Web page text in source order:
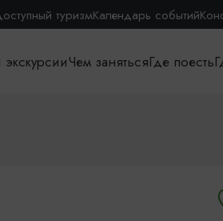
туризмКалендарь событий
Чем занятьсяГде поесть